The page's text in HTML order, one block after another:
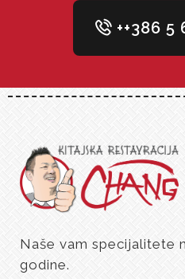
++386 5
Naše vam specijalitete
godine.